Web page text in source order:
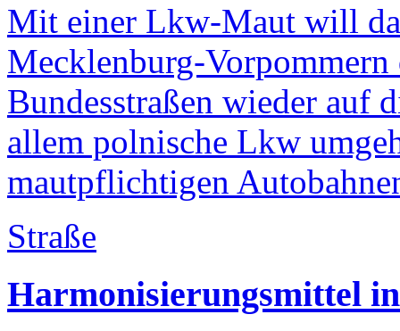
Mit einer Lkw-Maut will
Mecklenburg-
Bundesstraßen wieder auf
allem polnische Lkw
mautpflichtigen
Straße
Harmonisierungsmittel